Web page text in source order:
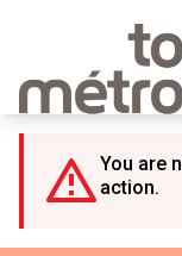
You are
action.